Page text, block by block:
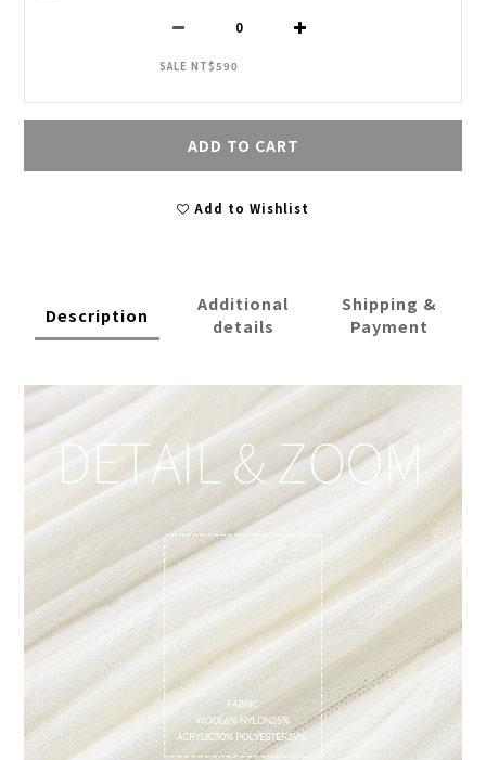
SALE NT$590
ADD TO CART
Add to Wishlist
Description
Additional
details
Shipping &
Payment